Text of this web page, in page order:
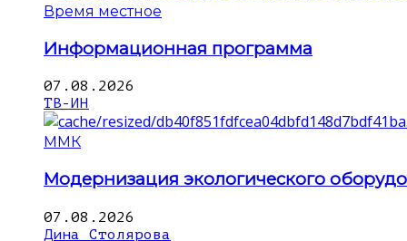
Время местное
Информационная программа
07.08.2026
ТВ-ИН
ММК
Модернизация экологического
07.08.2026
Дина Столярова